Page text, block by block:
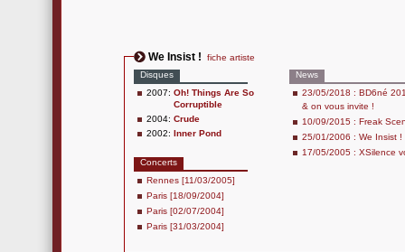
We Insist !
fiche artiste
Disques
2007: Oh! Things Are So
Corruptible
2004: Crude
2002: Inner Pond
Concerts
Rennes [11/03/2005]
Paris [18/09/2004]
Paris [02/07/2004]
Paris [31/03/2004]
News
23/05/2018 : BD6né
& on vous invite !
10/09/2015 : Freak
25/01/2006 : We Insist
17/05/2005 : XSilence